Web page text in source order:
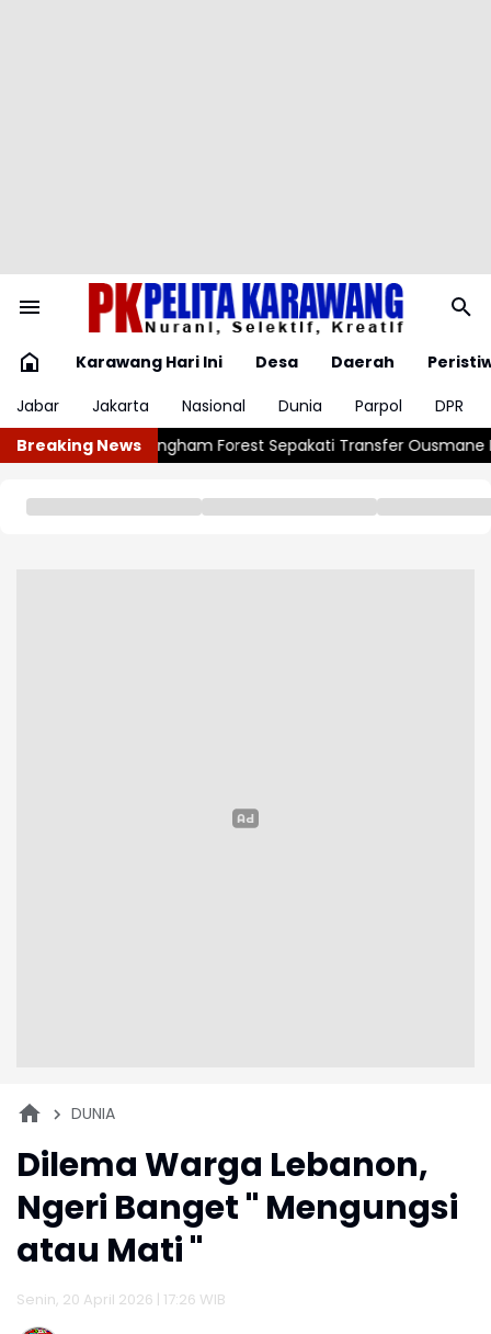
Karawang Hari Ini Desa Daerah
Jabar
Jakarta Nasional Dunia Parpol
DPR
Breaking News
Forest Sepakati Transfer Ousmane Diomande PSG
DUNIA
Dilema Warga Lebanon,
Ngeri Banget " Mengungsi
atau Mati "
Senin, 20 April 2026 | 17:26 WIB